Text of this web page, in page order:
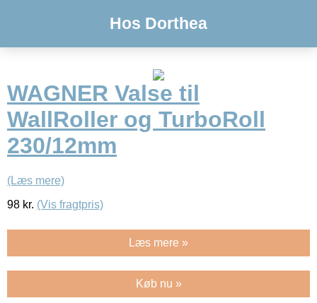
Hos Dorthea
WAGNER Valse til
WallRoller og TurboRoll
230/12mm
(Læs mere)
98 kr. (Vis fragtpris)
Læs mere »
Køb nu »